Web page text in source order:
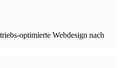
optimierte Webdesign nach